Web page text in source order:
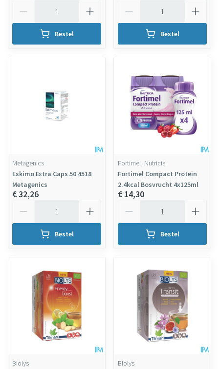
Bestel Bestel
Metagenics
Eskimo Extra Caps 50 4518
Metagenics
€ 32,26
Bestel
Fortimel, Nutricia
Fortimel Compact Protein
2.4kcal Bosvrucht 4x125ml
€ 14,30
Bestel
Biolys
Biolys